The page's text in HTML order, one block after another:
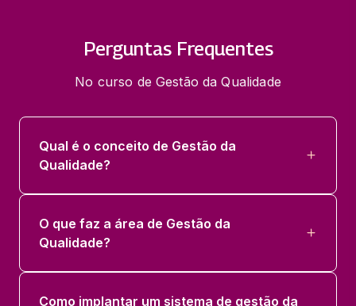
Perguntas Frequentes
No curso de Gestão da Qualidade
Qual é o conceito de Gestão da
Qualidade?
O que faz a área de Gestão da
Qualidade?
Como implantar um sistema de gestão da